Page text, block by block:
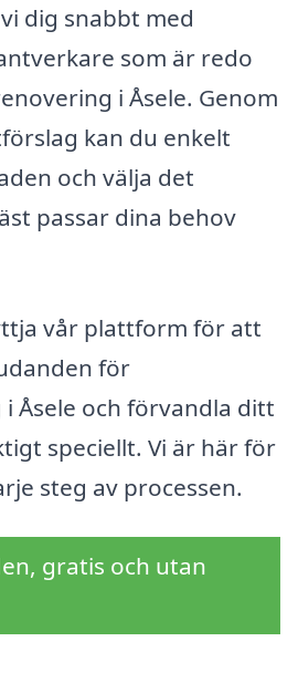
dig snabbt med
som är redo
i Åsele. Genom
kan du enkelt
och välja det
passar dina behov
vår plattform för att
för
Åsele och förvandla ditt
speciellt. Vi är här för
steg av processen.
gratis och utan